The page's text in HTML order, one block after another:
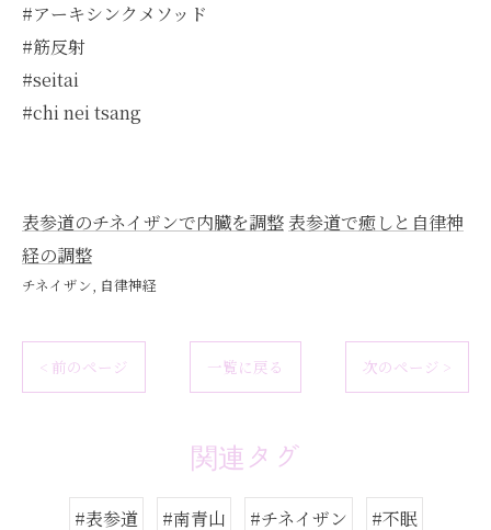
#アーキシンクメソッド
#筋反射
#seitai
#chi nei tsang
表参道のチネイザンで内臓を調整 表参道で癒しと自律神
経の調整
チネイザン 自律神経
< 前のページ 一覧に戻る 次のページ >
関連タグ
#表参道 #南青山 #チネイザン
#不眠